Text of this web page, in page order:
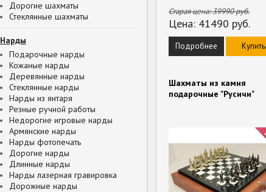
Дорогие шахматы
Стеклянные шахматы
Нарды
Подарочные нарды
Кожаные нарды
Деревянные нарды
Стеклянные нарды
Нарды из янтаря
Резные ручной работы
Недорогие игровые нарды
Армянские нарды
Нарды фотопечать
Дорогие нарды
Длинные нарды
Нарды лазерная гравировка
Дорожные нарды
Старая цена:39990руб.
Цена: 41490 руб.
Подробнее Купить
Шахматы из камня
подарочные "Русичи"